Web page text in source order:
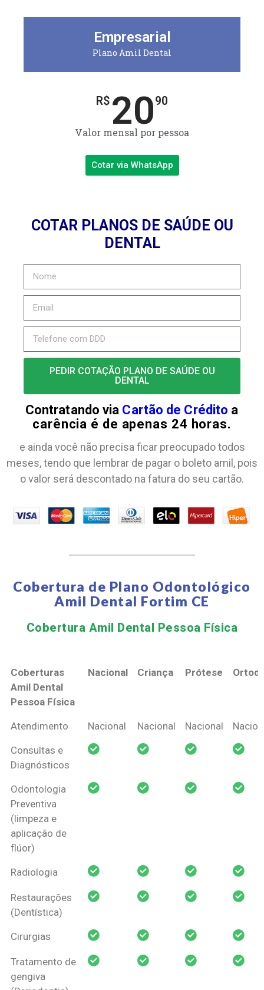
Empresarial
Plano Amil Dental
R$ 2090
Valor mensal por pessoa
Cotar via WhatsApp
COTAR PLANOS DE SAÚDE OU
DENTAL
PEDIR COTAÇÃO PLANO DE SAÚDE OU
DENTAL
Contratando via Cartão de Crédito a
carência é de apenas 24 horas.
e ainda você não precisa ficar preocupado todos
meses, tendo que lembrar de pagar o boleto amil, pois
o valor será descontado na fatura do seu cartão.
Cobertura de Plano Odontológico
Amil Dental Fortim CE
Cobertura Amil Dental Pessoa Física​
Coberturas
Amil Dental
Pessoa Física
Nacional Criança Prótese
Coberturas
Pessoa Física
Nacional Criança Prótese
Atendimento Nacional Nacional Nacional
Consultas e
Diagnósticos
Odontologia
Preventiva
(limpeza e
aplicação de
flúor)
Radiologia
Restaurações
(Dentística)
Cirurgias
Tratamento de
gengiva